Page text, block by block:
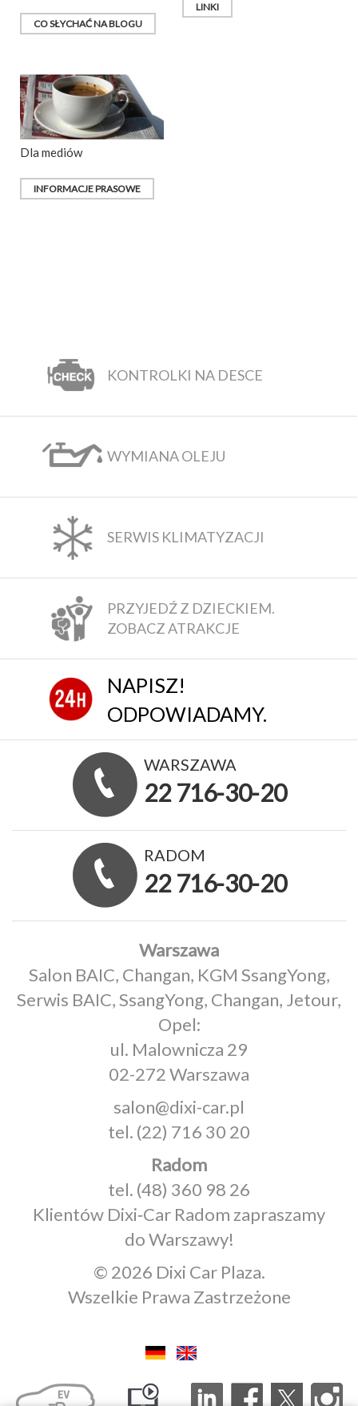
CO SŁYCHAĆ NA BLOGU
LINKI
Dla mediów
INFORMACJE PRASOWE
KONTROLKI NA DESCE
WYMIANA OLEJU
SERWIS KLIMATYZACJI
PRZYJEDŹ Z DZIECKIEM.
ZOBACZ ATRAKCJE
NAPISZ!
ODPOWIADAMY.
WARSZAWA
22 716-30-20
RADOM
22 716-30-20
Warszawa
Salon BAIC, Changan, KGM SsangYong,
Serwis BAIC, SsangYong, Changan, Jetour,
Opel:
ul. Malownicza 29
02-272 Warszawa
salon@dixi-car.pl
tel. (22) 716 30 20
Radom
tel. (48) 360 98 26
Klientów Dixi‑Car Radom zapraszamy
do Warszawy!
© 2026 Dixi Car Plaza.
Wszelkie Prawa Zastrzeżone